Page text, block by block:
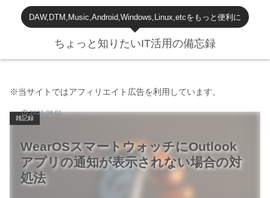
DAW,DTM,Music,Android,Windows,Linux,etcをもっと便利に
ちょっと知りたいIT活用の備忘録
WearOSスマートウォッチにOutlook
アプリの通知が表示されない場合の対
処法
※当サイトではアフィリエイト広告を利用しています。
雑記録
2020.08.01